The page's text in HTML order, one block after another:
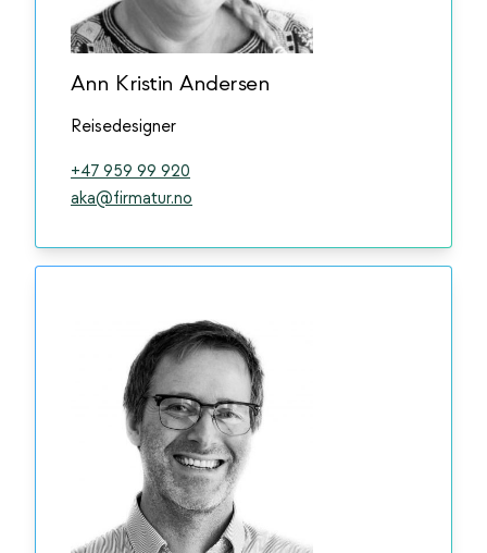
Ann Kristin Andersen
Reisedesigner
+47 959 99 920
aka@firmatur.no